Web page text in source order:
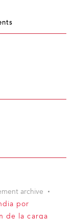
archive
por
de la carga